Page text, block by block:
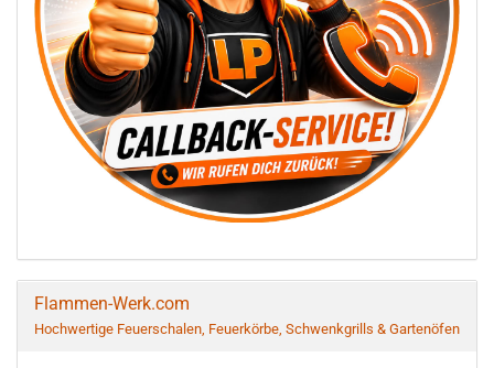
Flammen-Werk.com
Hochwertige Feuerschalen, Feuerkörbe, Schwenkgrills & Gartenöfen